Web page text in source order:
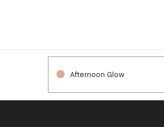
Afternoon Glow